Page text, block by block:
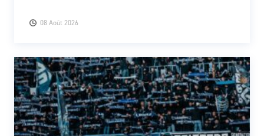
08 Août 2026